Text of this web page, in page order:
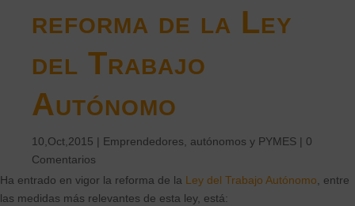
reforma de la Ley
del Trabajo
Autónomo
10,Oct,2015 | Emprendedores, autónomos y PYMES | 0
Comentarios
Ha entrado en vigor la reforma de la Ley del Trabajo Autónomo, entre
las medidas más relevantes de esta ley, está: